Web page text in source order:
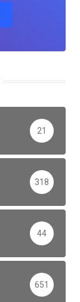
21
318
44
651